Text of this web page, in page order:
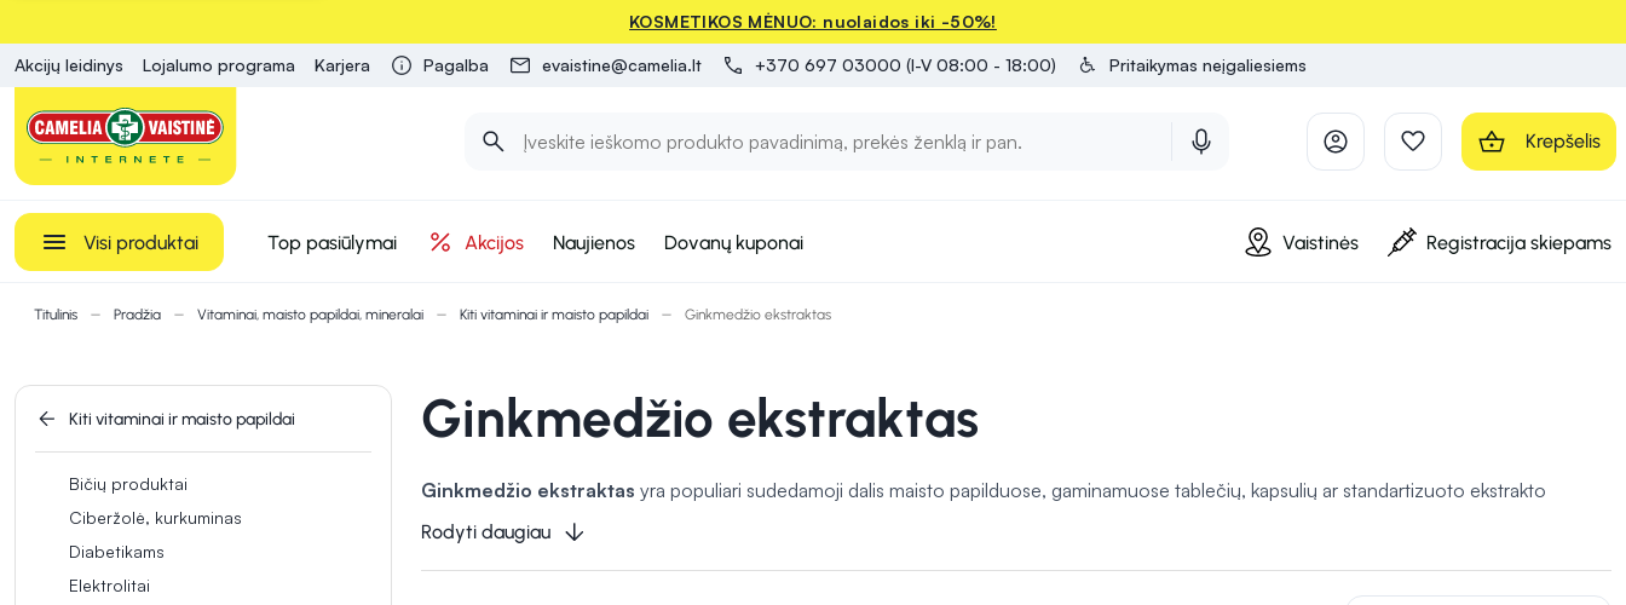
KOSMETIKOS MĖNUO: nuolaidos iki -50%!
Akcijų leidinys Lojalumo programa Karjera Pagalba evaistine@camelia.lt +370 697 03000 (I-V 08:00 - 18:00) Pritaikymas neįgaliesiems
Krepšelis
Visi produktai Top pasiūlymai Akcijos Naujienos Dovanų kuponai Vaistinės Registracija skiepams
Titulinis Pradžia Vitaminai, maisto papildai, mineralai Kiti vitaminai ir maisto papildai Ginkmedžio ekstraktas
Kiti vitaminai ir maisto papildai
Bičių produktai
Ciberžolė, kurkuminas
Diabetikams
Elektrolitai
Ginkmedžio ekstraktas
Ginkmedžio ekstraktas yra populiari sudedamoji dalis maisto papilduose, gaminamuose tablečių, kapsulių ar standartizuoto ekstrakto
formomis. Ši medžiaga yra žinoma dėl savo poveikio kraujotakos sistemai ir smegenų veiklai. Ginkmedžio lapų ekstraktas turi flavonoidų ir
terpenoidų, kurie veikia kaip antioksidantai,
dažnai naudojami siekiant palaikyti atmintį, susikaupimą ir bendrą smegenų veiklą. Tai natūralus pasirinkimas tiems, kurie ieško būdų sustiprinti
Rodyti daugiau